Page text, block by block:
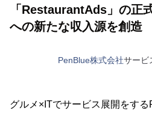
「RestaurantAds」の正
への新たな収入源を創造
PenBlue株式会社サービ
グルメ×ITでサービス展開をす